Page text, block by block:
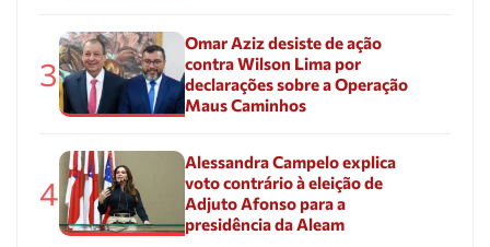
3
Omar Aziz desiste de ação
contra Wilson Lima por
declarações sobre a Operação
Maus Caminhos
4
Alessandra Campelo explica
voto contrário à eleição de
Adjuto Afonso para a
presidência da Aleam